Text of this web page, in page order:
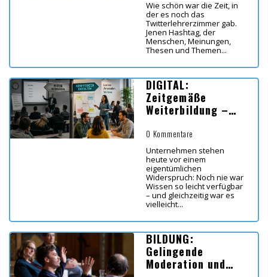
Wie schön war die Zeit, in
der es noch das
Twitterlehrerzimmer gab.
Jenen Hashtag, der
Menschen, Meinungen,
Thesen und Themen...
DIGITAL:
Zeitgemäße
Weiterbildung –
Lernen in Zeiten
von KI
0 Kommentare
Unternehmen stehen
heute vor einem
eigentümlichen
Widerspruch: Noch nie war
Wissen so leicht verfügbar
– und gleichzeitig war es
vielleicht...
BILDUNG:
Gelingende
Moderation und